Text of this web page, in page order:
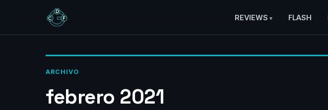
REVIEWS FLASH
ARCHIVO
febrero 2021